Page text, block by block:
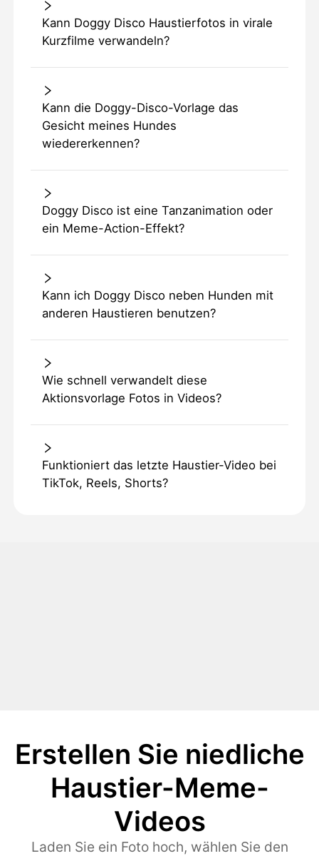
Kann Doggy Disco Haustierfotos in virale
Kurzfilme verwandeln?
Kann die Doggy-Disco-Vorlage das
Gesicht meines Hundes
wiedererkennen?
Doggy Disco ist eine Tanzanimation oder
ein Meme-Action-Effekt?
Kann ich Doggy Disco neben Hunden mit
anderen Haustieren benutzen?
Wie schnell verwandelt diese
Aktionsvorlage Fotos in Videos?
Funktioniert das letzte Haustier-Video bei
TikTok, Reels, Shorts?
Erstellen Sie niedliche
Haustier-Meme-
Videos
Laden Sie ein Foto hoch, wählen Sie den